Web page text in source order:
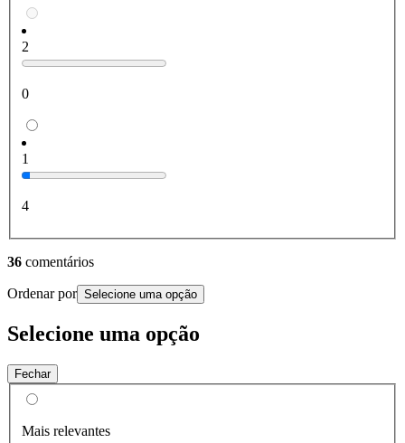
2
0
1
4
36 comentários
Ordenar por Selecione uma opção
Selecione uma opção
Fechar
Mais relevantes